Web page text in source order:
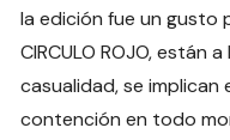
la edición fue un gusto
CIRCULO ROJO, están
casualidad, se implican
contención en todo